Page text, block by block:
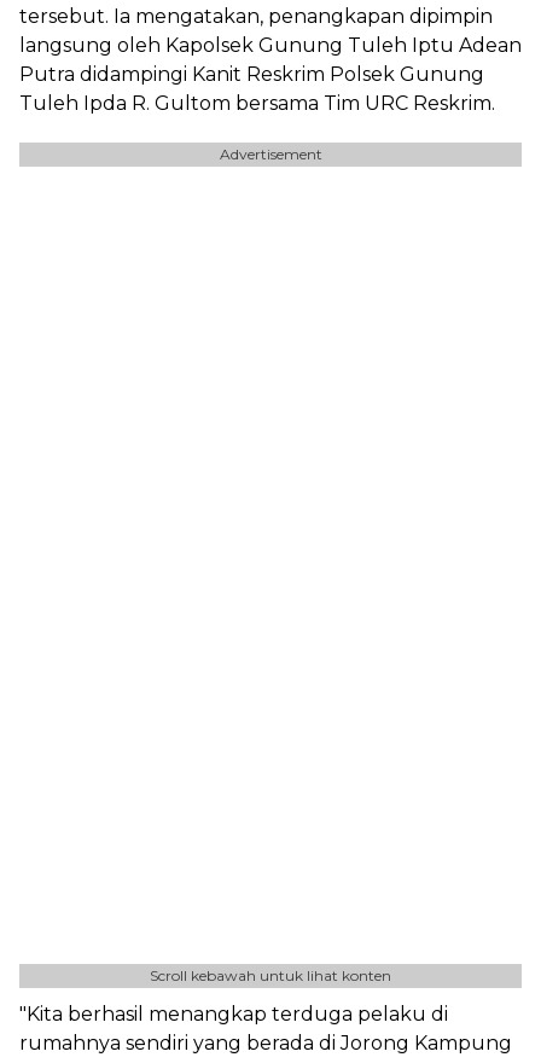
tersebut. Ia mengatakan, penangkapan dipimpin
langsung oleh Kapolsek Gunung Tuleh Iptu Adean
Putra didampingi Kanit Reskrim Polsek Gunung
Tuleh Ipda R. Gultom bersama Tim URC Reskrim.
Advertisement
Scroll kebawah untuk lihat konten
"Kita berhasil menangkap terduga pelaku di
rumahnya sendiri yang berada di Jorong Kampung